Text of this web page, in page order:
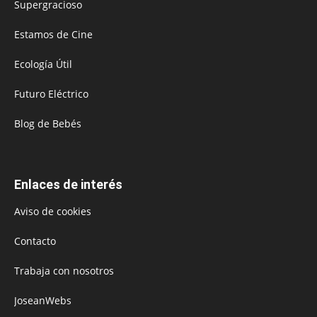
Supergracioso
Estamos de Cine
Ecología Útil
Futuro Eléctrico
Blog de Bebés
Enlaces de interés
Aviso de cookies
Contacto
Trabaja con nosotros
JoseanWebs